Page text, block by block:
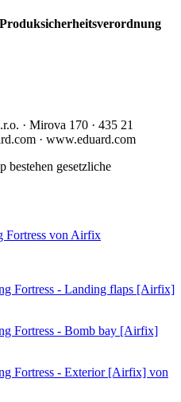
· Mirova 170 · 435 21
· www.eduard.com
bestehen gesetzliche
Fortress von Airfix
Fortress - Landing flaps [Airfix]
Fortress - Bomb bay [Airfix]
Fortress - Exterior [Airfix] von